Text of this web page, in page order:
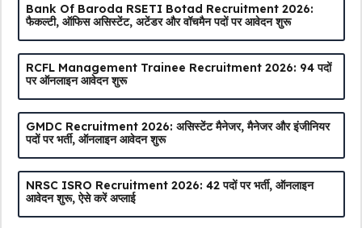
Bank Of Baroda RSETI Botad Recruitment 2026:
फैकल्टी, ऑफिस असिस्टेंट, अटेंडर और वॉचमैन पदों पर आवेदन शुरू
RCFL Management Trainee Recruitment 2026: 94 पदों
पर ऑनलाइन आवेदन शुरू
GMDC Recruitment 2026: असिस्टेंट मैनेजर, मैनेजर और इंजीनियर
पदों पर भर्ती, ऑनलाइन आवेदन शुरू
NRSC ISRO Recruitment 2026: 42 पदों पर भर्ती, ऑनलाइन
आवेदन शुरू, ऐसे करें अप्लाई